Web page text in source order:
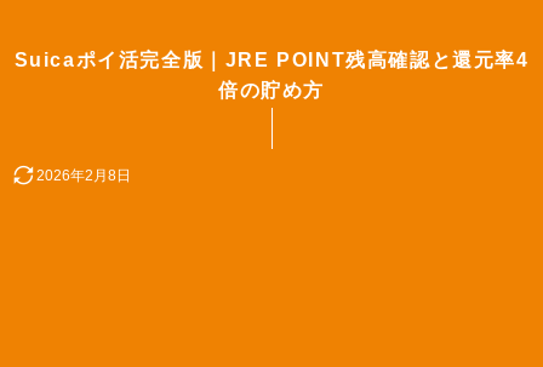
Suicaポイ活完全版｜JRE POINT残高確認と還元率4
倍の貯め方
2026年2月8日